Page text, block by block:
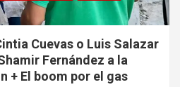
Cuevas o Luis Salazar
Fernández a la
+ El boom por el gas